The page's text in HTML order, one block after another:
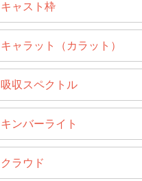
キャスト枠
キャラット（カラット）
吸収スペクトル
キンバーライト
クラウド